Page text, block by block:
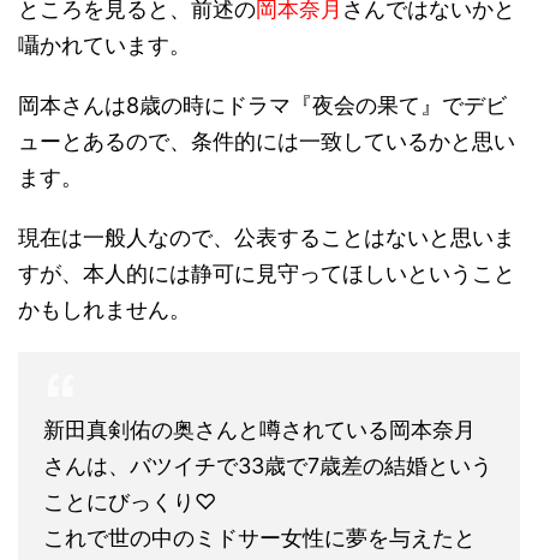
ところを見ると、前述の岡本奈月 さんではないかと
囁かれています。
岡本さんは8歳の時にドラマ『夜会の果て』でデビ
ューとあるので、条件的には一致しているかと思い
ます。
現在は一般人なので、公表することはないと思いま
すが、本人的には静可に見守ってほしいということ
かもしれません。
新田真剣佑の奥さんと噂されている岡本奈月
さんは、バツイチで33歳で7歳差の結婚という
ことにびっくり♡
これで世の中のミドサー女性に夢を与えたと